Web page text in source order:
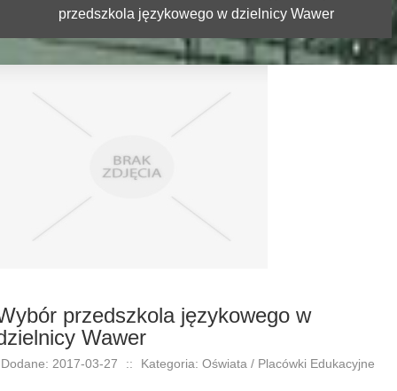
przedszkola językowego w dzielnicy Wawer
przedszkola językowego w
Wawer
Dodane: 2017-03-27 :: Kategoria: Oświata / Placówki Edukacyjne